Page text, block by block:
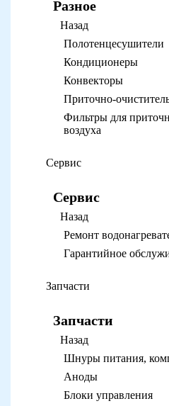
Разное
Назад
Полотенцесушители
Кондиционеры
Конвекторы
Приточно-
Фильтры для
воздуха
Сервис
Сервис
Назад
Ремонт
Гарантийное
Запчасти
Запчасти
Назад
Шнуры питания,
Аноды
Блоки управления